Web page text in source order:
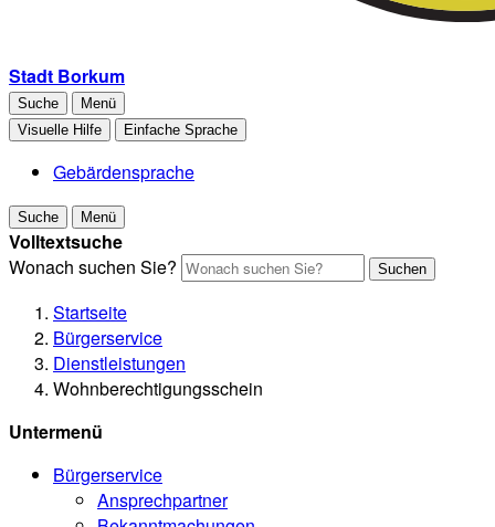
Stadt Borkum
Suche
Menü
Visuelle Hilfe
Einfache Sprache
Gebärdensprache
Suche Menü
Wonach suchen Sie?
Startseite
Bürgerservice
Wohnberechtigungsschein
Untermenü